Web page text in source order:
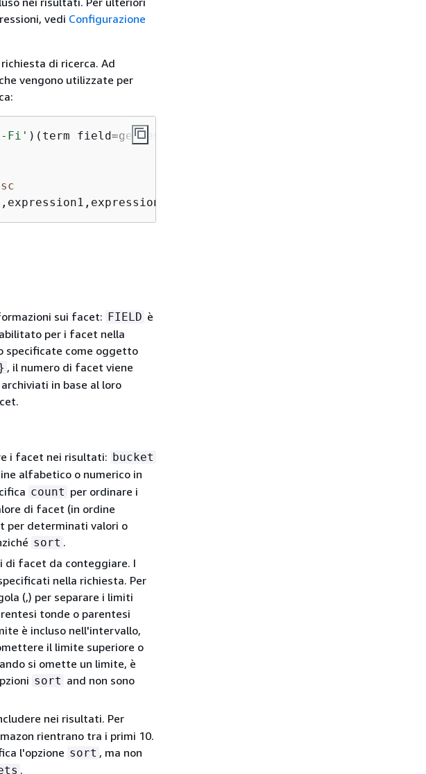
vedi Configurazione
di ricerca. Ad
vengono utilizzate per
Fi' )(term field=genres
sui facet: FIELD è
per i facet nella
specificate come oggetto
, il numero di facet viene
in base al loro
i facet nei risultati: bucket
alfabetico o numerico in
count per ordinare i
di facet (in ordine
per determinati valori o
sort .
di facet da conteggiare. I
nella richiesta. Per
(,) per separare i limiti
tonde o parentesi
è incluso nell'intervallo,
il limite superiore o
si omette un limite, è
sort and non sono
nei risultati. Per
rientrano tra i primi 10.
l'opzione sort , ma non
.